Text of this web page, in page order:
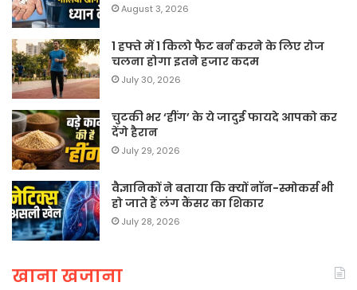
August 3, 2026
1 हफ्ते में 1 किलो फैट बर्न करने के लिए रोज
चलना होगा इतने हजार कदम
July 30, 2026
चुटकी भर ‘हींग’ के ये जादुई फायदे आपको कर
देंगे हैरान
July 29, 2026
वैज्ञानिकों ने बताया कि क्यों नॉन-स्मोकर्स भी
हो जाते हैं लंग कैंसर का शिकार
July 28, 2026
खाना खजाना